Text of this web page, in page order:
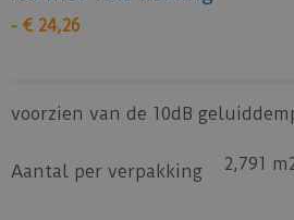
- € 24,26
voorzien van de 10dB
Aantal per verpakking 2,791